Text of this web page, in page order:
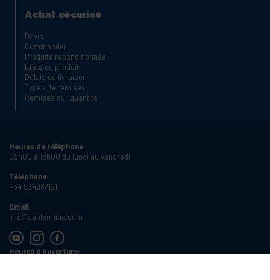
Achat sécurisé
Devis
Commander
Produits reconditionnés
États du produit
Délais de livraison
Types de remises
Remises sur quantité
Heures de téléphone:
09h00 à 18h00 du lundi au vendredi
Téléphone:
+34 934987121
Email:
info@cablematic.com
Heures d'ouverture: